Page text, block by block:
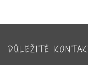
DŮLEŽITÉ